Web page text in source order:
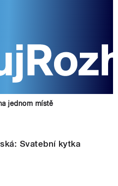
jednom místě
Svatební kytka